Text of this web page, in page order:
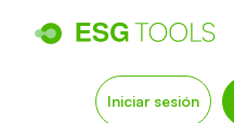
Iniciar sesión